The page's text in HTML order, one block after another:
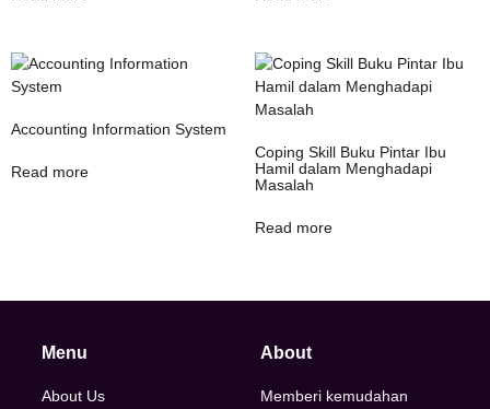
Accounting Information System
Read more
Coping Skill Buku Pintar Ibu
Hamil dalam Menghadapi
Masalah
Read more
Menu
About Us
About
Memberi kemudahan